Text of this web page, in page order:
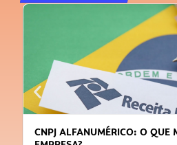
CNPJ ALFANUMÉRICO: O QUE